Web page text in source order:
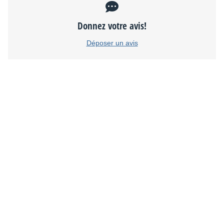
Donnez votre avis!
Déposer un avis